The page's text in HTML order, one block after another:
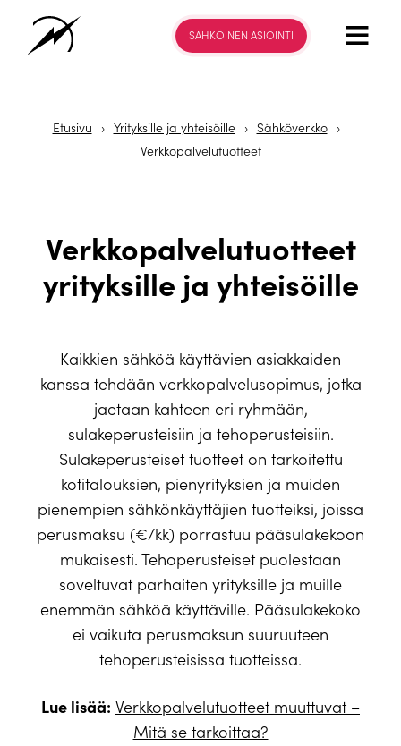
SÄHKÖINEN ASIOINTI
Etusivu › Yrityksille ja yhteisöille › Sähköverkko
›
Verkkopalvelutuotteet
Verkkopalvelutuotteet
yrityksille ja yhteisöille
Kaikkien sähköä käyttävien asiakkaiden
kanssa tehdään verkkopalvelusopimus, jotka
jaetaan kahteen eri ryhmään,
sulakeperusteisiin ja tehoperusteisiin.
Sulakeperusteiset tuotteet on tarkoitettu
kotitalouksien, pienyrityksien ja muiden
pienempien sähkönkäyttäjien tuotteiksi, joissa
perusmaksu (€/kk) porrastuu pääsulakekoon
mukaisesti. Tehoperusteiset puolestaan
soveltuvat parhaiten yrityksille ja muille
enemmän sähköä käyttäville. Pääsulakekoko
ei vaikuta perusmaksun suuruuteen
tehoperusteisissa tuotteissa.
Lue lisää: Verkkopalvelutuotteet muuttuvat –
Mitä se tarkoittaa?